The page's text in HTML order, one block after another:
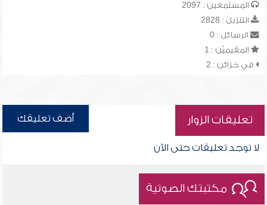
المستمعين : 2097
التنزيل : 2828
الرسائل : 0
المقيميّن : 1
في خزائن : 2
تعليقات الزوار أضف تعليقك
لا توجد تعليقات حتى الآن
مكتبتك الصوتية